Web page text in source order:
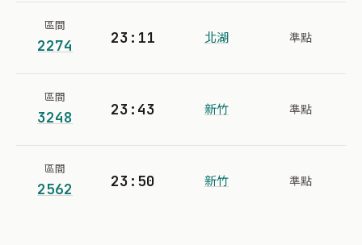
區間
2274 23:11 北湖 準點
區間
3248 23:43 新竹 準點
區間
2562 23:50 新竹 準點